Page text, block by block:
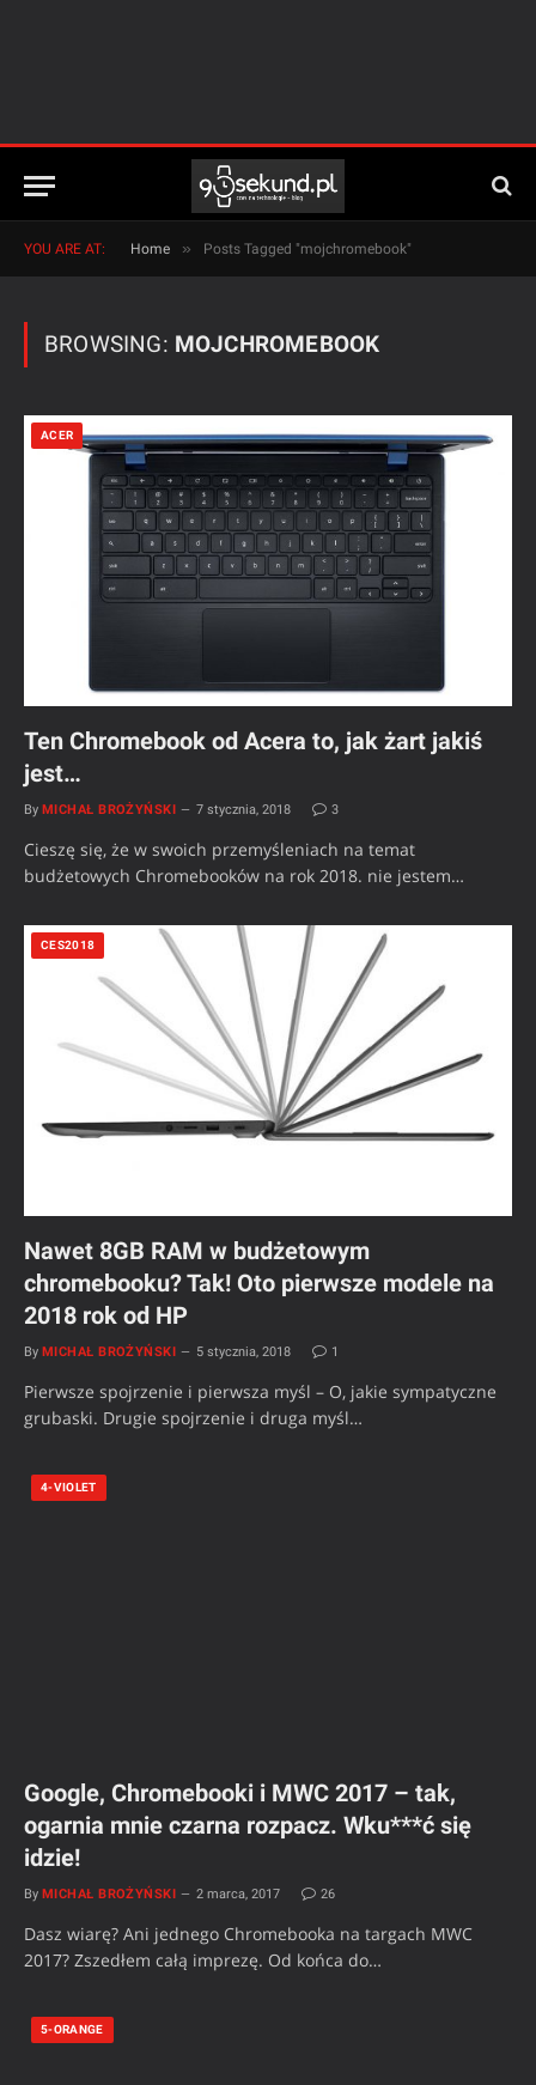
YOU ARE AT: Home » Posts Tagged "mojchromebook"
BROWSING: MOJCHROMEBOOK
ACER
Ten Chromebook od Acera to, jak żart jakiś
jest…
By MICHAŁ BROŻYŃSKI 7 stycznia, 2018 3
Cieszę się, że w swoich przemyśleniach na temat
budżetowych Chromebooków na rok 2018. nie jestem…
CES2018
Nawet 8GB RAM w budżetowym
chromebooku? Tak! Oto pierwsze modele na
2018 rok od HP
By MICHAŁ BROŻYŃSKI 5 stycznia, 2018 1
Pierwsze spojrzenie i pierwsza myśl – O, jakie sympatyczne
grubaski. Drugie spojrzenie i druga myśl…
4-VIOLET
Google, Chromebooki i MWC 2017 – tak,
ogarnia mnie czarna rozpacz. Wku***ć się
idzie!
By MICHAŁ BROŻYŃSKI 2 marca, 2017 26
Dasz wiarę? Ani jednego Chromebooka na targach MWC
2017? Zszedłem całą imprezę. Od końca do…
5-ORANGE